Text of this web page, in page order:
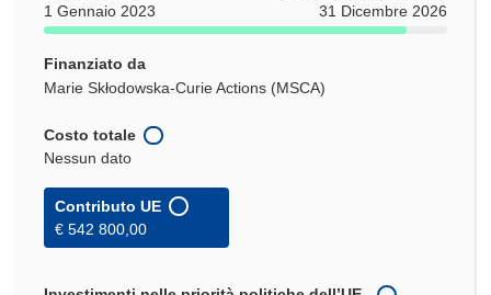
1 Gennaio 2023
31 Dicembre 2026
Finanziato da
Marie Skłodowska-Curie Actions (MSCA)
Costo totale
Nessun dato
Contributo UE
€ 542 800,00